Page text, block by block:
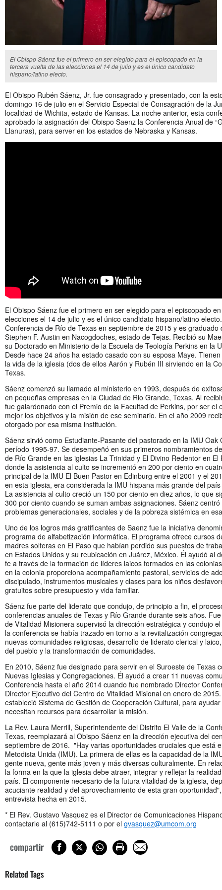
El Obispo Sáenz fue el primero en ser elegido para el episcopado en la
tercera vuelta de las elecciones el 14 de julio y es el único candidato
hispano/latino electo.
El Obispo Rubén Sáenz, Jr. fue consagrado y presentado, con la
domingo 16 de julio en el Servicio Especial de Consagración de la
localidad de Wichita, estado de Kansas. La noche anterior, esta
aprobado la asignación del Obispo Saenz la Conferencia Anual de
Llanuras), para server en los estados de Nebraska y Kansas.
El Obispo Sáenz fue el primero en ser elegido para el episcopado
elecciones el 14 de julio y es el único candidato hispano/latino
Conferencia de Río de Texas en septiembre de 2015 y es graduado
Stephen F. Austin en Nacogdoches, estado de Tejas. Recibió su
su Doctorado en Ministerio de la Escuela de Teología Perkins en la
Desde hace 24 años ha estado casado con su esposa Maye.
la vida de la iglesia (dos de ellos Aarón y Rubén III sirviendo en la
Texas.
Sáenz comenzó su llamado al ministerio en 1993, después de
en pequeñas empresas en la Ciudad de Rio Grande, Texas. Al
fue galardonado con el Premio de la Facultad de Perkins, por ser el
mejor los objetivos y la misión de ese seminario. En el año 2009
otorgado por esa misma institución.
Sáenz sirvió como Estudiante-Pasante del pastorado en la IMU Oak
período 1995-97. Se desempeñó en sus primeros nombramientos
de Río Grande en las iglesias La Trinidad y El Divino Redentor en
donde la asistencia al culto se incrementó en 200 por ciento en
principal de la IMU El Buen Pastor en Edinburg entre el 2001 y el
en esta iglesia, era considerada la IMU hispana más grande del
La asistencia al culto creció un 150 por ciento en diez años, lo que
300 por ciento cuando se suman ambas asignaciones. Sáenz
problemas generacionales, sociales y de la pobreza sistémica en
Uno de los logros más gratificantes de Saenz fue la iniciativa
programa de alfabetización informática. El programa ofrece cursos
madres solteras en El Paso que habían perdido sus puestos de
en Estados Unidos y su reubicación en Juárez, México. Él ayudó al
fe a través de la formación de líderes laicos formados en las
en la colonia proporciona acompañamiento pastoral, servicios de
discipulado, instrumentos musicales y clases para los niños
gratuitos sobre presupuesto y vida familiar.
Sáenz fue parte del liderato que condujo, de principio a fin, el
conferencias anuales de Texas y Río Grande durante seis años.
de Vitalidad Misionera supervisó la dirección estratégica y condujo
la conferencia se había trazado en torno a la revitalización
nuevas comunidades religiosas, desarrollo de liderato clerical y
del pueblo y la transformación de comunidades.
En 2010, Sáenz fue designado para servir en el Suroeste de Texas
Nuevas Iglesias y Congregaciones. Él ayudó a crear 11 nuevas
Conferencia hasta el año 2014 cuando fue nombrado Director
Director Ejecutivo del Centro de Vitalidad Misional en enero de
estableció Sistema de Gestión de Cooperación Cultural, para
necesitan recursos para desarrollar la misión.
La Rev. Laura Merrill, Superintendente del Distrito El Valle de la
Texas, reemplazará al Obispo Sáenz en la dirección ejecutiva del
septiembre de 2016. "Hay varias oportunidades cruciales que está
Metodista Unida (IMU). La primera de ellas es la capacidad de la
gente nueva, gente más joven y más diversas culturalmente. En
la forma en la que la iglesia debe atraer, integrar y reflejar la
país. El componente necesario de la futura vitalidad de la iglesia,
acuciante realidad y del aprovechamiento de esta gran
entrevista hecha en 2015.
* El Rev. Gustavo Vasquez es el Director de Comunicaciones
contactarle al (615)742-5111 o por el gvasquez@umcom.org
compartir
Related Tags